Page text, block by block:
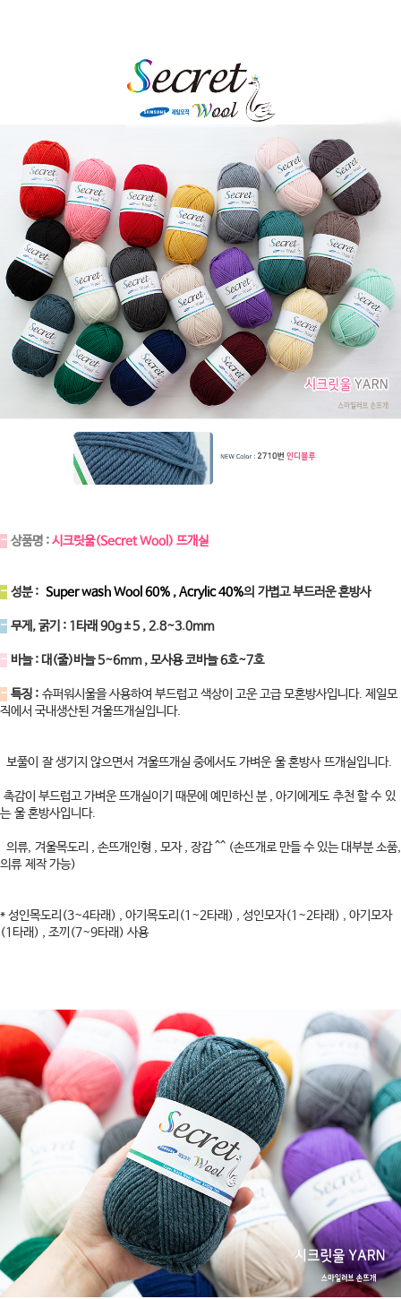
- 상품명 :시크릿울(Secret Wool) 뜨개실
- 성분 : Super wash Wool 60% , Acrylic 40%의 가볍고 부드러운 혼방사
- 무게, 굵기 : 1타래 90g±5 , 2.8~3.0mm
- 바늘 : 대(줄)바늘 5~6mm , 모사용 코바늘 6호~7호
- 특징 : 슈퍼워시울을 사용하여 부드럽고 색상이 고운 고급 모혼방사입니다. 제일모
직에서 국내생산된 겨울뜨개실입니다.
보풀이 잘 생기지 않으면서 겨울뜨개실 중에서도 가벼운 울 혼방사 뜨개실입니다.
촉감이 부드럽고 가벼운 뜨개실이기 때문에 예민하신 분 , 아기에게도 추천 할 수 있
는 울 혼방사입니다.
의류, 겨울목도리 , 손뜨개인형 , 모자 , 장갑 ^^ (손뜨개로 만들 수 있는 대부분 소품,
의류 제작 가능)
* 성인목도리(3~4타래) , 아기목도리(1~2타래) , 성인모자(1~2타래) , 아기모자
(1타래) , 조끼(7~9타래) 사용